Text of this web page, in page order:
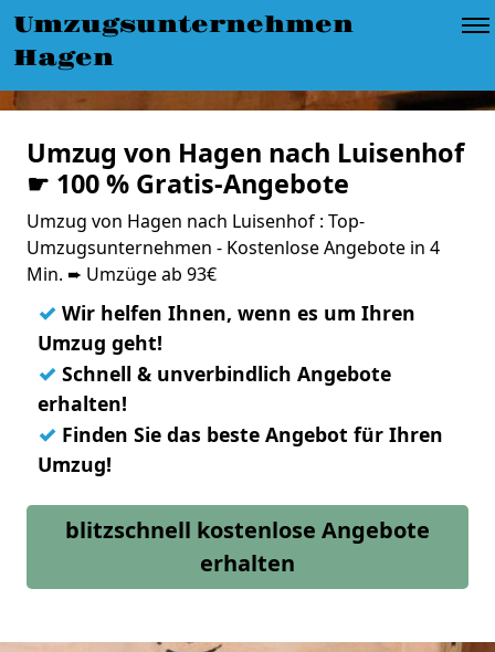
Umzugsunternehmen
Hagen
Umzug von Hagen nach Luisenhof
☛ 100 % Gratis-Angebote
Umzug von Hagen nach Luisenhof : Top-
Umzugsunternehmen - Kostenlose Angebote in 4
Min. ➨ Umzüge ab 93€
✓ Wir helfen Ihnen, wenn es um Ihren
Umzug geht!
✓ Schnell & unverbindlich Angebote
erhalten!
✓ Finden Sie das beste Angebot für Ihren
Umzug!
blitzschnell kostenlose Angebote
erhalten